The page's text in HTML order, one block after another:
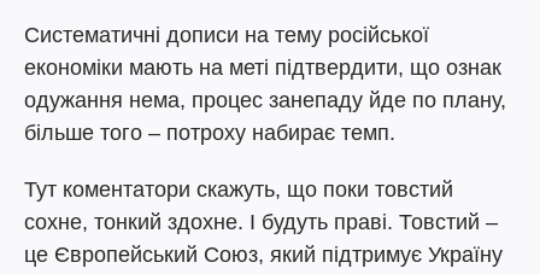
Систематичні дописи на тему російської
економіки мають на меті підтвердити, що ознак
одужання нема, процес занепаду йде по плану,
більше того – потроху набирає темп.
Тут коментатори скажуть, що поки товстий
сохне, тонкий здохне. І будуть праві. Товстий –
це Європейський Союз, який підтримує Україну